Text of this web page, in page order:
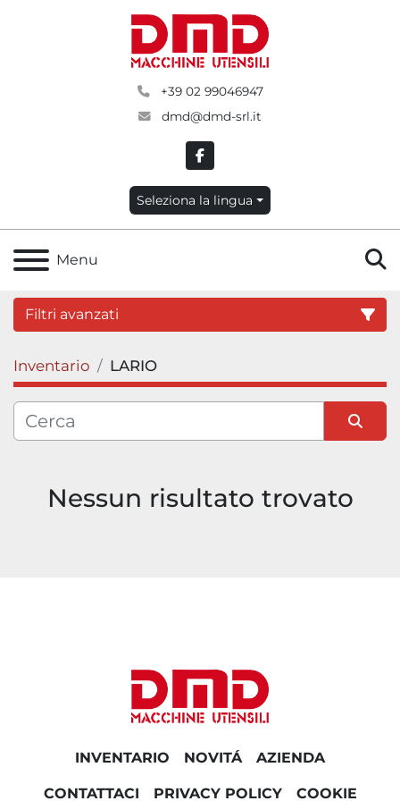
+39 02 99046947
dmd@dmd-srl.it
facebook
Seleziona la lingua
Menu
Filtri avanzati
Categoria
Condizione
Inventario LARIO
Nessun risultato trovato
INVENTARIO NOVITÁ AZIENDA
CONTATTACI PRIVACY POLICY COOKIE